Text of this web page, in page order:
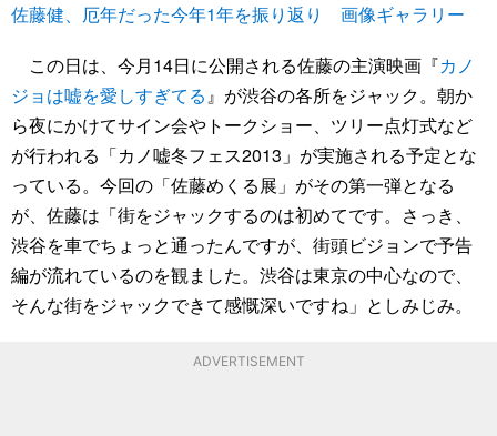
佐藤健、厄年だった今年1年を振り返り 画像ギャラリー
この日は、今月14日に公開される佐藤の主演映画『カノ
ジョは嘘を愛しすぎてる』が渋谷の各所をジャック。朝か
ら夜にかけてサイン会やトークショー、ツリー点灯式など
が行われる「カノ嘘冬フェス2013」が実施される予定とな
っている。今回の「佐藤めくる展」がその第一弾となる
が、佐藤は「街をジャックするのは初めてです。さっき、
渋谷を車でちょっと通ったんですが、街頭ビジョンで予告
編が流れているのを観ました。渋谷は東京の中心なので、
そんな街をジャックできて感慨深いですね」としみじみ。
ADVERTISEMENT